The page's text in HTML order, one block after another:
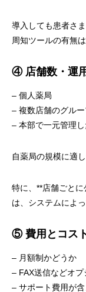
導入しても患者さ
周知ツールの有無
④ 店舗数・運
– 個人薬局
– 複数店舗のグル
– 本部で一元管理
自薬局の規模に適
特に、**店舗ごと
は、システムによ
⑤ 費用とコス
– 月額制かどうか
– FAX送信などオ
– サポート費用が